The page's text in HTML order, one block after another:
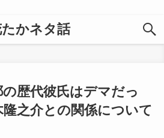
かネタ話
歴代彼氏はデマだっ
隆之介との関係について